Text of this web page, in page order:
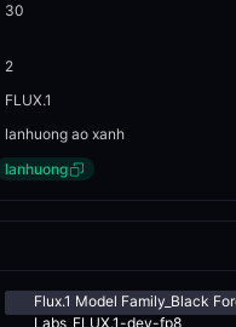
30
2
FLUX.1
lanhuong ao xanh
lanhuong
Flux.1 Model Family_Black
Labs_FLUX.1-dev-fp8